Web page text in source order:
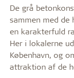
De grå
sammen med de
en karakterfuld
Her i lokalerne
København, og
attraktion af de